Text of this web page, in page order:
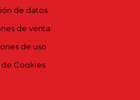
de datos
de venta
de uso
Cookies